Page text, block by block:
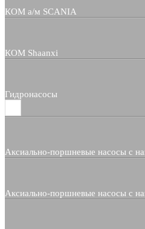
КОМ а/м SCANIA
КОМ Shaanxi
Гидронасосы
Аксиально-поршневые насосы с
Аксиально-поршневые насосы с